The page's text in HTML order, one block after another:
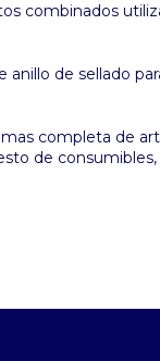
combinados
anillo de sellado
mas completa de
de